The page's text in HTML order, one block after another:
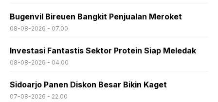
Bugenvil Bireuen Bangkit Penjualan Meroket
08-08-2026 - 07.00
Investasi Fantastis Sektor Protein Siap Meledak
08-08-2026 - 04.00
Sidoarjo Panen Diskon Besar Bikin Kaget
07-08-2026 - 22.00